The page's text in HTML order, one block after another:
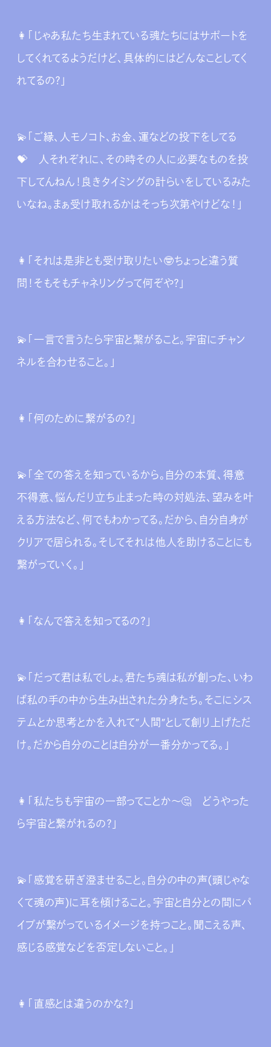
👩‍「じゃあ私たち生まれている魂たちにはサポートを
してくれてるようだけど、具体的にはどんなことしてく
れてるの？」
💫「ご縁、人モノコト、お金、運などの投下をしてる
💝 人それぞれに、その時その人に必要なものを投
下してんねん！良きタイミングの計らいをしているみた
いなね。まぁ受け取れるかはそっち次第やけどな！」
👩‍「それは是非とも受け取りたい🤓ちょっと違う質
問！そもそもチャネリングって何ぞや？」
💫「一言で言うたら宇宙と繋がること。宇宙にチャン
ネルを合わせること。」
👩‍「何のために繋がるの？」
💫「全ての答えを知っているから。自分の本質、得意
不得意、悩んだり立ち止まった時の対処法、望みを叶
える方法など、何でもわかってる。だから、自分自身が
クリアで居られる。そしてそれは他人を助けることにも
繋がっていく。」
👩‍「なんで答えを知ってるの？」
💫「だって君は私でしょ。君たち魂は私が創った、いわ
ば私の手の中から生み出された分身たち。そこにシス
テムとか思考とかを入れて”人間”として創り上げただ
け。だから自分のことは自分が一番分かってる。」
👩‍「私たちも宇宙の一部ってことか～🤔 どうやった
ら宇宙と繋がれるの？」
💫「感覚を研ぎ澄ませること。自分の中の声(頭じゃな
くて魂の声)に耳を傾けること。宇宙と自分との間にパ
イプが繋がっているイメージを持つこと。聞こえる声、
感じる感覚などを否定しないこと。」
👩‍「直感とは違うのかな？」